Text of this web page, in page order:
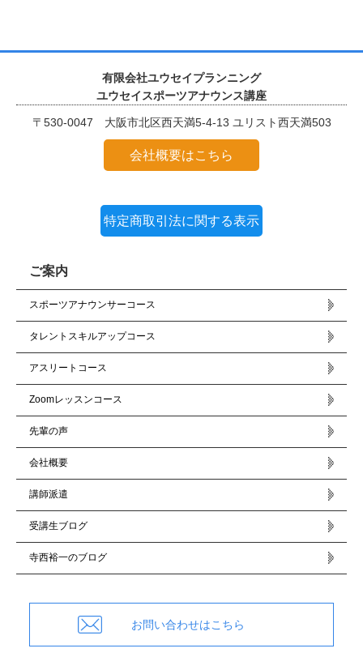
有限会社ユウセイプランニング
ユウセイスポーツアナウンス講座
〒530-0047 大阪市北区西天満5-4-13 ユリスト西天満503
会社概要はこちら
特定商取引法に関する表示
ご案内
スポーツアナウンサーコース
タレントスキルアップコース
アスリートコース
Zoomレッスンコース
先輩の声
会社概要
講師派遣
受講生ブログ
寺西裕一のブログ
お問い合わせはこちら